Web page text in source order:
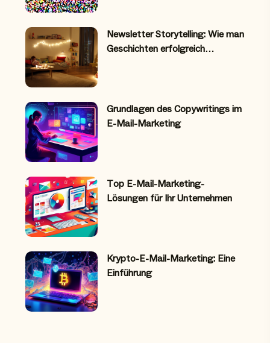
Newsletter Storytelling: Wie man
Geschichten erfolgreich…
Grundlagen des Copywritings im
E-Mail-Marketing
Top E-Mail-Marketing-
Lösungen für Ihr Unternehmen
Krypto-E-Mail-Marketing: Eine
Einführung